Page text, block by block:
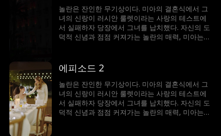
놀란은 잔인한 무기상이다. 미아의 결혼식에서 그
녀의 신랑이 러시안 룰렛이라는 사랑의 테스트에
서 실패하자 당장에서 그녀를 납치했다. 자신의 도
덕적 신념과 점점 커져가는 놀란의 매력, 미아는
에피소드 2
놀란은 잔인한 무기상이다. 미아의 결혼식에서 그
녀의 신랑이 러시안 룰렛이라는 사랑의 테스트에
서 실패하자 당장에서 그녀를 납치했다. 자신의 도
덕적 신념과 점점 커져가는 놀란의 매력, 미아는